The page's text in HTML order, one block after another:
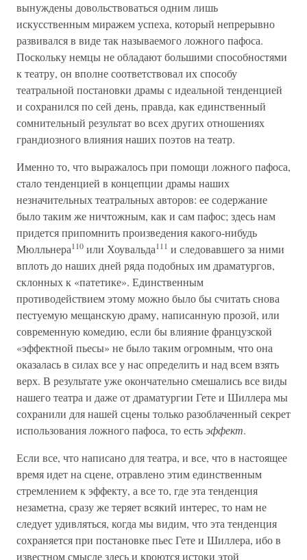
вынуждены довольствоваться одним лишь
искусственным миражем успеха, который непрерывно
развивался в виде так называемого ложного пафоса.
Поскольку немцы не обладают большими способностями
к театру, он вполне соответствовал их способу
театральной постановки драмы с идеальной тенденцией
и сохранился по сей день, правда, как единственный
сомнительный результат во всех других отношениях
грандиозного влияния наших поэтов на театр.
Именно то, что выражалось при помощи ложного пафоса,
стало тенденцией в концепции драмы наших
незначительных театральных авторов: ее содержание
было таким же ничтожным, как и сам пафос; здесь нам
придется припомнить произведения какого-нибудь
Мюлльнера110 или Хоувальда111 и следовавшего за ними
вплоть до наших дней ряда подобных им драматургов,
склонных к «патетике». Единственным
противодействием этому можно было бы считать снова
пестуемую мещанскую драму, написанную прозой, или
современную комедию, если бы влияние французской
«эффектной пьесы» не было таким огромным, что она
оказалась в силах все у нас определить и над всем взять
верх. В результате уже окончательно смешались все виды
нашего театра и даже от драматургии Гете и Шиллера мы
сохранили для нашей сцены только разоблаченный секрет
использования ложного пафоса, то естьэффект.
Если все, что написано для театра, и все, что в настоящее
время идет на сцене, отравлено этим единственным
стремлением к эффекту, а все то, где эта тенденция
незаметна, сразу же теряет всякий интерес, то нам не
следует удивляться, когда мы видим, что эта тенденция
сохраняется при постановке пьес Гете и Шиллера, ибо в
известном смысле здесь и кроются истоки этой